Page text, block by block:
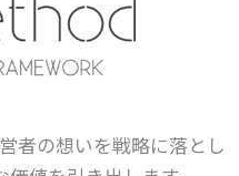
者の想いを戦略に落とし